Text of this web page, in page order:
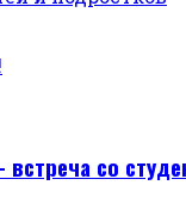
со